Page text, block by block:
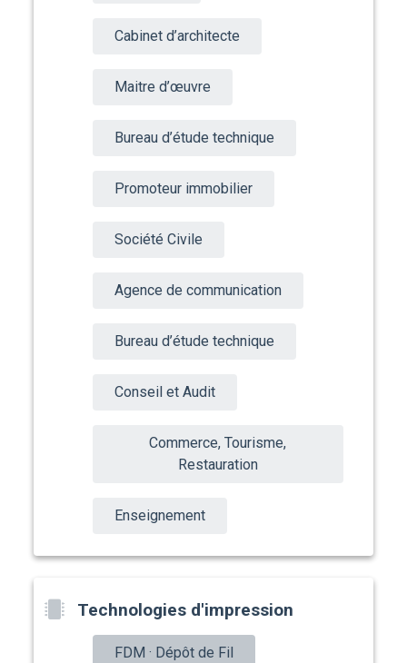
Cabinet d’architecte
Maitre d’œuvre
Bureau d’étude technique
Promoteur immobilier
Société Civile
Agence de communication
Bureau d’étude technique
Conseil et Audit
Commerce, Tourisme,
Restauration
Enseignement
Technologies d'impression
FDM · Dépôt de Fil